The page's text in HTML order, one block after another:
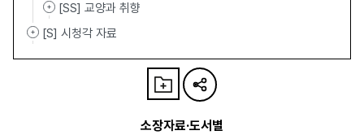
[SS] 교양과 취향
[S] 시청각 자료
소장자료·도서별